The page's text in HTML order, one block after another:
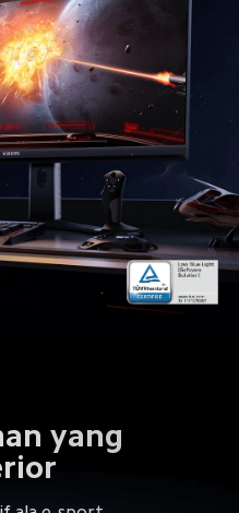
yang